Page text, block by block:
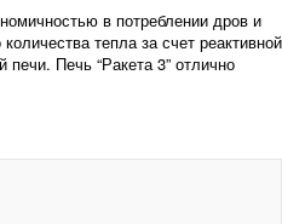
в потреблении дров и
тепла за счет реактивной
печи. Печь “Ракета 3” отлично
и любителей отдохнуть на